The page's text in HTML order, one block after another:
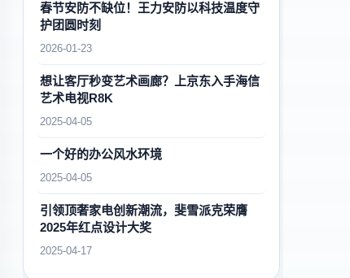
春节安防不缺位！王力安防以科技温度守
护团圆时刻
2026-01-23
想让客厅秒变艺术画廊？上京东入手海信
艺术电视R8K
2025-04-05
一个好的办公风水环境
2025-04-05
引领顶奢家电创新潮流，斐雪派克荣膺
2025年红点设计大奖
2025-04-17